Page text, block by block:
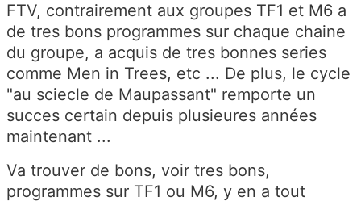
FTV, contrairement aux groupes TF1 et M6 a
de tres bons programmes sur chaque chaine
du groupe, a acquis de tres bonnes series
comme Men in Trees, etc ... De plus, le cycle
"au sciecle de Maupassant" remporte un
succes certain depuis plusieures années
maintenant ...
Va trouver de bons, voir tres bons,
programmes sur TF1 ou M6, y en a tout